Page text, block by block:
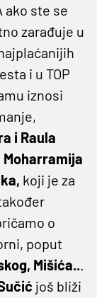
ako ste se
zarađuje u
i u TOP
iznosi
i Raula
Moharramija
koji je za
o
poput
Mišića...
još bliži